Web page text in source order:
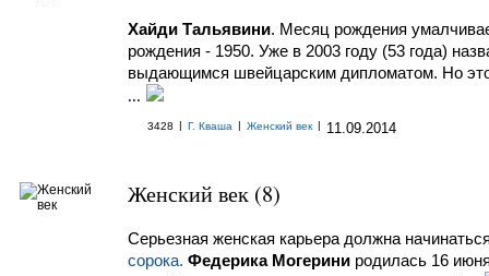
Хайди Тальявини. Месяц рождения
рождения - 1950. Уже в 2003 году (53 года)
выдающимся швейцарским дипломатом. Но
...
3428 | Г. Кваша | Женский век | 11.09.2014
Женский век (8)
Серьезная женская карьера должна
сорока. Федерика Могерини родилась 16